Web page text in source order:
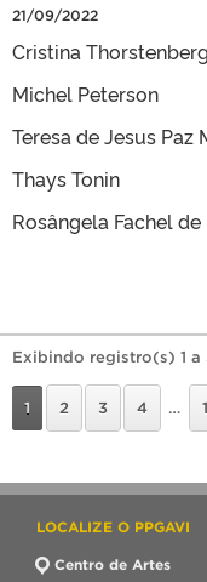
21/09/2022
Cristina
Michel Peterson
Teresa de Jesus Paz
Thays Tonin
Rosângela Fachel
Exibindo registro(s) 1
1 2 3 4 …
LOCALIZE O PPGAVI
Centro de Artes